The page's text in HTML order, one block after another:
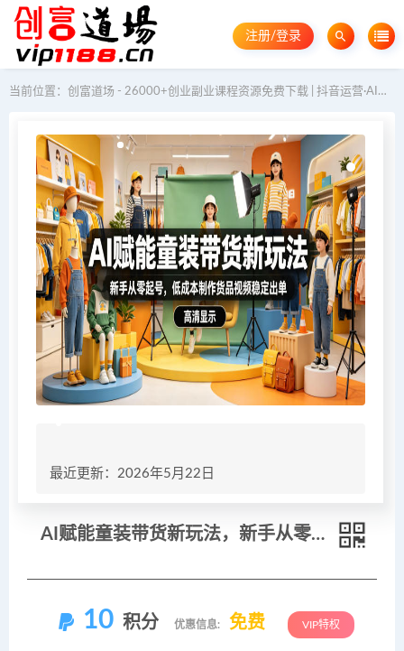
注册/登录
当前位置： 创富道场 - 26000+创业副业课程资源免费下载 | 抖音运营·AI教程·GEO优化
最近更新：2026年5月22日
AI赋能童装带货新玩法，新手从零起号，低成本制作货品视频稳定出单
10 积分 优惠信息: 免费 VIP特权